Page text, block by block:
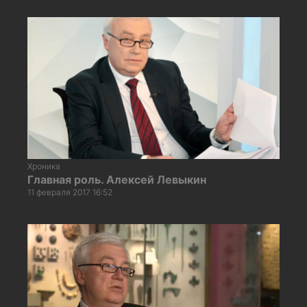
Хроника
Главная роль. Алексей Левыкин
11 февраля 2017 16:52